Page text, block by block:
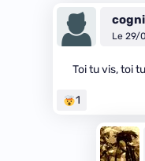
Le 29/
Toi tu vis, toi
1